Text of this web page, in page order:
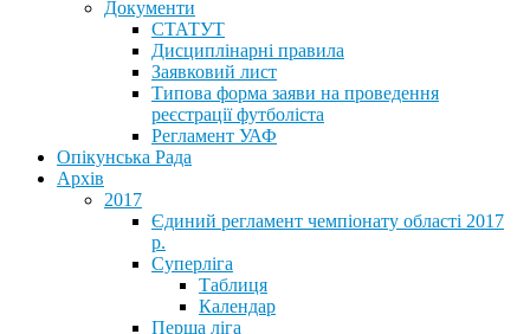
Документи
СТАТУТ
Дисциплінарні правила
Заявковий лист
Типова форма заяви на проведення
реєстрації футболіста
Регламент УАФ
Опікунська Рада
Архів
2017
Єдиний регламент чемпіонату області 2017
р.
Суперліга
Таблиця
Календар
Перша ліга